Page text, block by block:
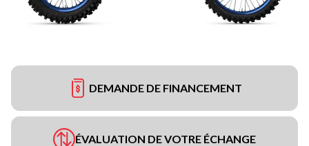
DEMANDE DE FINANCEMENT
ÉVALUATION DE VOTRE ÉCHANGE